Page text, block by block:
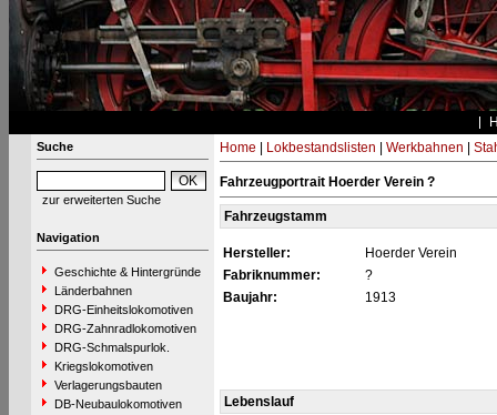
Suche
zur erweiterten Suche
Navigation
Geschichte & Hintergründe
Länderbahnen
DRG-Einheitslokomotiven
DRG-Zahnradlokomotiven
DRG-Schmalspurlok.
Kriegslokomotiven
Verlagerungsbauten
DB-Neubaulokomotiven
Home Lokbestandslisten Werkbahnen
Fahrzeugportrait Hoerder Verein ?
Fahrzeugstamm
Hersteller:
Hoerder Verein
Fabriknummer:
?
Baujahr:
1913
Lebenslauf